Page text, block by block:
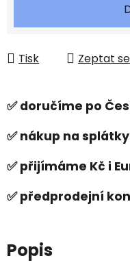
Tisk Zeptat se
✅ doručíme po
✅ nákup na splátky
✅ přijímáme Kč i
✅ předprodejní
Popis